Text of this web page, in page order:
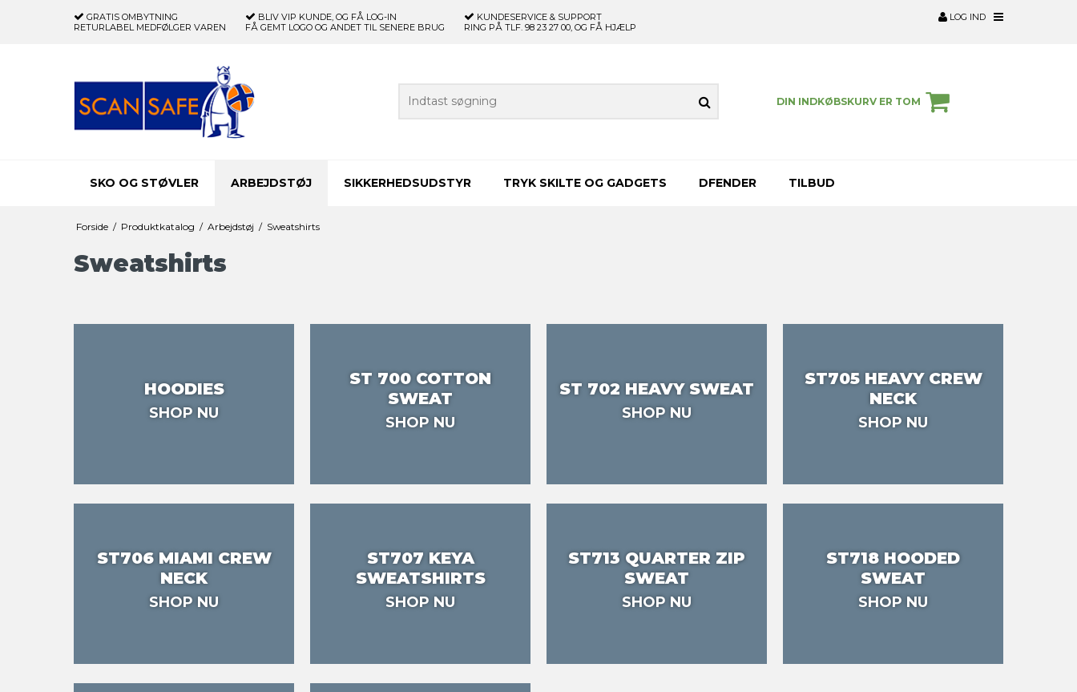
GRATIS OMBYTNING
RETURLABEL MEDFØLGER VAREN
BLIV VIP KUNDE, OG FÅ LOG-IN
FÅ GEMT LOGO OG ANDET TIL SENERE BRUG
KUNDESERVICE & SUPPORT
RING PÅ TLF. 98 23 27 00, OG FÅ HJÆLP
LOG IND
DIN INDKØBSKURV ER TOM
SKO OG STØVLER ARBEJDSTØJ SIKKERHEDSUDSTYR TRYK SKILTE OG GADGETS DFENDER TILBUD
Forside / Produktkatalog / Arbejdstøj / Sweatshirts
Sweatshirts
HOODIES
SHOP NU
ST 700 COTTON
SWEAT
SHOP NU
ST 702 HEAVY SWEAT
SHOP NU
ST705 HEAVY CREW
NECK
SHOP NU
ST706 MIAMI CREW
NECK
SHOP NU
ST707 KEYA
SWEATSHIRTS
SHOP NU
ST713 QUARTER ZIP
SWEAT
SHOP NU
ST718 HOODED
SWEAT
SHOP NU